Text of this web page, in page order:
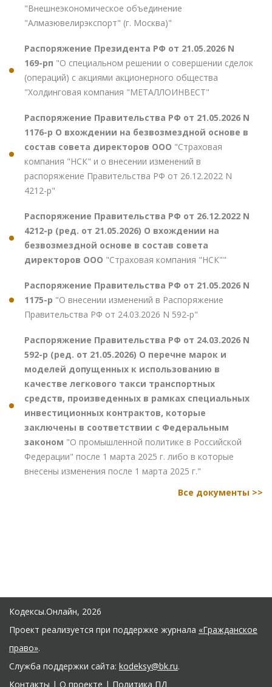
"Внешнеэкономическое объединение
"Алмазювелирэкспорт" (г. Москва)"
Распоряжение Президента РФ от 21.05.2026 N
169-рп "О специальном решении о совершении сделок
(операций) с акциями акционерного общества
"Холдинговая компания "МЕТАЛЛОИНВЕСТ"
Распоряжение Правительства РФ от 21.05.2026 N
1176-р О вхождении на безвозмездной основе в
состав совета директоров ООО "Страховая
компания "НСК" и о внесении изменений в
распоряжение Правительства РФ от 26.12.2022 N
4212-р"
Распоряжение Правительства РФ от 26.12.2022 N
4212-р (ред. от 21.05.2026) О вхождении на
безвозмездной основе в состав совета
директоров ООО "Страховая компания "НСК""
Распоряжение Правительства РФ от 21.05.2026 N
1175-р "О внесении изменений в Распоряжение
Правительства РФ от 24.03.2026 N 592-р"
Распоряжение Правительства РФ от 24.03.2026 N
592-р (ред. от 21.05.2026) О перечне марок и
моделей допущенных к использованию в
качестве легкового такси транспортных
средств, произведенных в рамках специальных
инвестиционных контрактов, которые
заключены в соответствии с Федеральным
законом "О промышленной политике в Российской
Федерации" после 1 марта 2025 г. либо в которые
внесены изменения после 1 марта 2025 г."
Все документы >>
Кодексы.Онлайн, 2026
Проект реализуется при поддержке журнала «Гражданское
право».
Служба поддержки сайта: kodeksy@bk.ru.
Контакты | О проекте | Политика ПД